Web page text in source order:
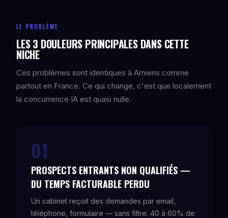
LE PROBLÈME
LES 3 DOULEURS PRINCIPALES DANS CETTE
NICHE
Ces problèmes sont identiques à Amiens comme
partout en France. Ce qui change, c'est que localement
la concurrence IA est quasi nulle.
01
PROSPECTS ENTRANTS NON QUALIFIÉS —
DU TEMPS FACTURABLE PERDU
Un cabinet reçoit des demandes par email,
téléphone, formulaire — sans filtre. 40 à 60% de